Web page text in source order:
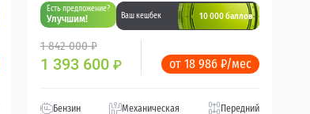
Есть предложение?
Улучшим! Ваш кешбек 10 000 баллов
1 842 000 ₽
1 393 600 ₽ от 18 986 ₽/мес
Бензин Механическая Передний